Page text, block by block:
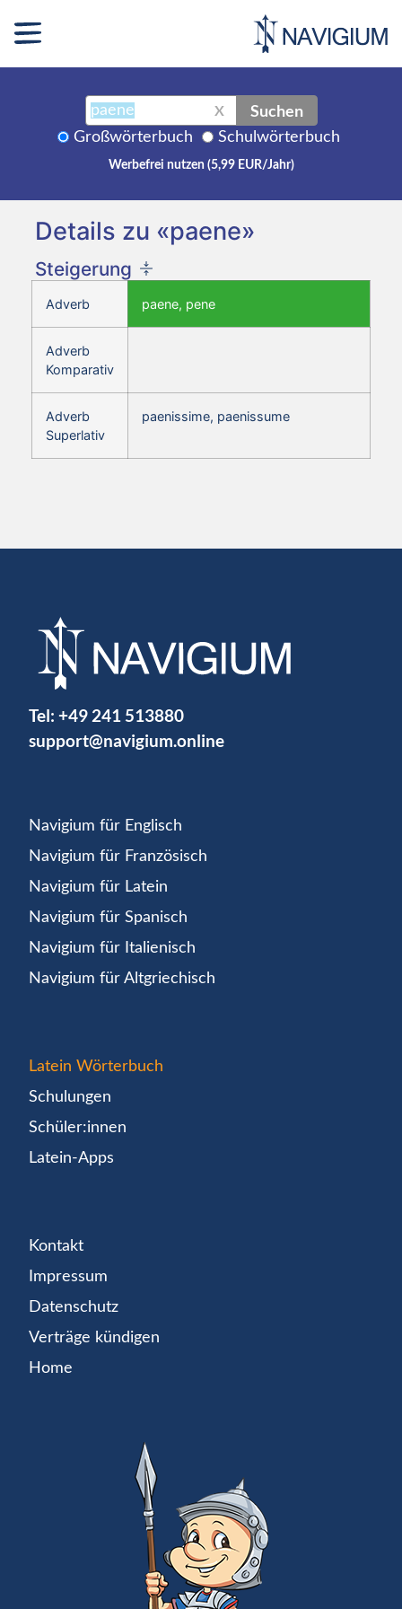
X Suchen
Großwörterbuch Schulwörterbuch
Werbefrei nutzen (5,99 EUR/Jahr)
Details zu «paene»
Steigerung
Adverb paene, pene
Adverb
Komparativ
Adverb
Superlativ
paenissime, paenissume
Tel: +49 241 513880
support@navigium.online
Navigium für Englisch
Navigium für Französisch
Navigium für Latein
Navigium für Spanisch
Navigium für Italienisch
Navigium für Altgriechisch
Latein Wörterbuch
Schulungen
Schüler:innen
Latein-Apps
Kontakt
Impressum
Datenschutz
Verträge kündigen
Home